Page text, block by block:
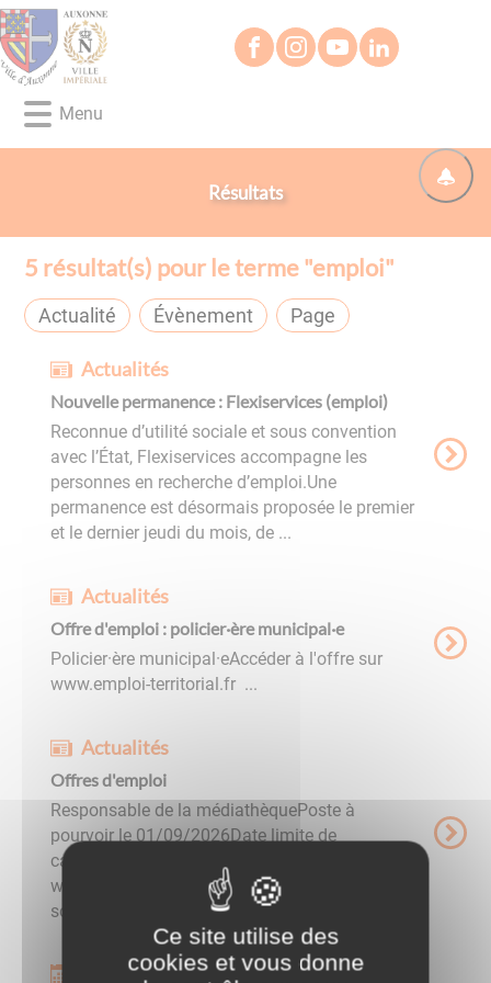
Lien
d'accès
rapide
au
menu
Lien
d'accès
rapide
au
contenu
Lien
d'accès
rapide
Lien
d'accès
rapide
au
pied
Menu
Résultats
5 résultat(s) pour le terme "emploi"
Actualité Évènement Page
Actualités
Nouvelle permanence : Flexiservices (emploi)
Reconnue d’utilité sociale et sous convention
avec l’État, Flexiservices accompagne les
personnes en recherche d’emploi.Une
permanence est désormais proposée le premier
et le dernier jeudi du mois, de ...
Actualités
Offre d'emploi : policier·ère municipal·e
Policier·ère municipal·eAccéder à l'offre sur
www.emploi-territorial.fr ...
Actualités
Offres d'emploi
Responsable de la médiathèquePoste à
pourvoir le 01/09/2026Date limite de
candidature : 31/07/2026Accéder à l'offre sur
www.emploi-territorial.fr Assistante
socialePoste à pourvoir le 01/10/2026Date ...
Événements
Panneau de gestion des cookies
Ce site utilise des
cookies et vous donne